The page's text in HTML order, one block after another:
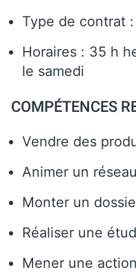
Type de contrat :
Horaires : 35 h
le samedi
COMPÉTENCES
Vendre des
Animer un
Monter un
Réaliser une
Mener une